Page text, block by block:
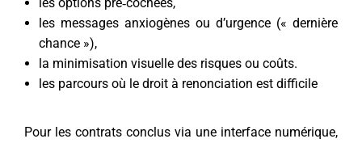
les messages anxiogènes ou d’urgence (« dernière
chance »),
la minimisation visuelle des risques ou coûts.
les parcours où le droit à renonciation est difficile
Pour les contrats conclus via une interface numérique,